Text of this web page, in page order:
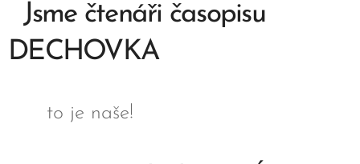
Jsme čtenáři časopisu
DECHOVKA
to je naše!